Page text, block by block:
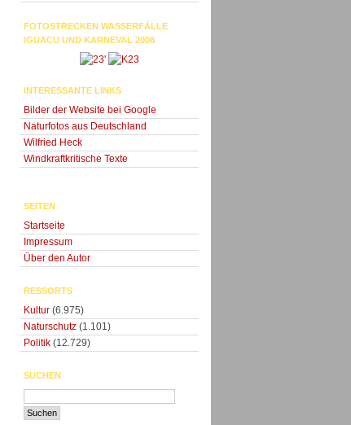
FOTOSTRECKEN WASSERFÄLLE
IGUACU UND KARNEVAL 2008
'
INTERESSANTE LINKS
Bilder der Website bei Google
Naturfotos aus Deutschland
Wilfried Heck
Windkraftkritische Texte
SEITEN
Startseite
Impressum
Über den Autor
RESSORTS
Kultur (6.975)
Naturschutz (1.101)
Politik (12.729)
SUCHEN